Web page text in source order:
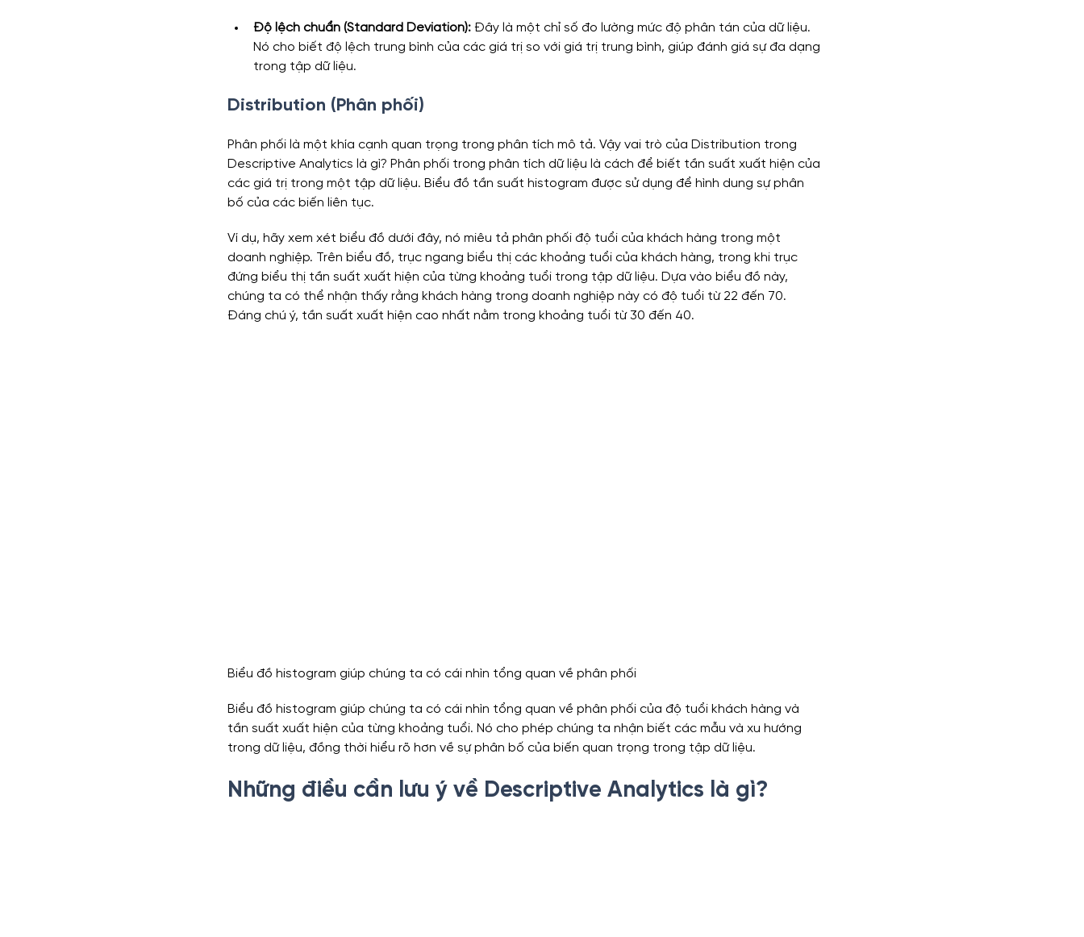
Độ lệch chuẩn (Standard Deviation): Đây là một chỉ số đo lường mức độ phân tán của dữ liệu.
Nó cho biết độ lệch trung bình của các giá trị so với giá trị trung bình, giúp đánh giá sự đa dạng
trong tập dữ liệu.
Distribution (Phân phối)
Phân phối là một khía cạnh quan trọng trong phân tích mô tả. Vậy vai trò của Distribution trong
Descriptive Analytics là gì? Phân phối trong phân tích dữ liệu là cách để biết tần suất xuất hiện của
các giá trị trong một tập dữ liệu. Biểu đồ tần suất histogram được sử dụng để hình dung sự phân
bố của các biến liên tục.
Ví dụ, hãy xem xét biểu đồ dưới đây, nó miêu tả phân phối độ tuổi của khách hàng trong một
doanh nghiệp. Trên biểu đồ, trục ngang biểu thị các khoảng tuổi của khách hàng, trong khi trục
đứng biểu thị tần suất xuất hiện của từng khoảng tuổi trong tập dữ liệu. Dựa vào biểu đồ này,
chúng ta có thể nhận thấy rằng khách hàng trong doanh nghiệp này có độ tuổi từ 22 đến 70.
Đáng chú ý, tần suất xuất hiện cao nhất nằm trong khoảng tuổi từ 30 đến 40.
Biểu đồ histogram giúp chúng ta có cái nhìn tổng quan về phân phối
Biểu đồ histogram giúp chúng ta có cái nhìn tổng quan về phân phối của độ tuổi khách hàng và
tần suất xuất hiện của từng khoảng tuổi. Nó cho phép chúng ta nhận biết các mẫu và xu hướng
trong dữ liệu, đồng thời hiểu rõ hơn về sự phân bố của biến quan trọng trong tập dữ liệu.
Những điều cần lưu ý về Descriptive Analytics là gì?